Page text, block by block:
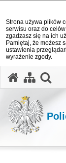
Strona używa plików
serwisu oraz do
zgadzasz się na ich
Pamiętaj, że możesz
ustawienia
wyrażenie zgody.